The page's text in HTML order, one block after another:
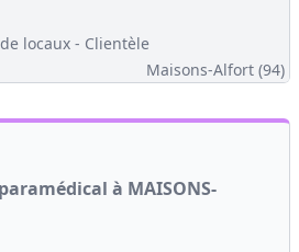
locaux - Clientèle
Maisons-Alfort (94)
à MAISONS-